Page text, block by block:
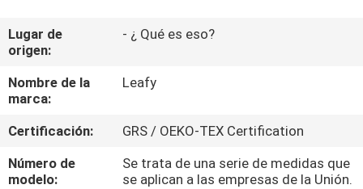
NOSOTROS
VISITA
A
LA
FÁBRICA
Lugar de
origen:
- ¿ Qué es eso?
Nombre de la
marca:
Leafy
Certificación:
GRS / OEKO-TEX Certification
Número de
modelo:
Se trata de una serie de medidas que
se aplican a las empresas de la Unión.